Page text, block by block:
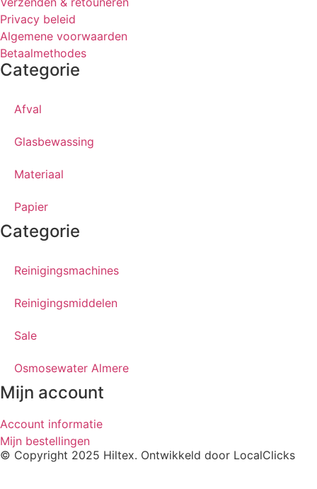
Privacy beleid
Algemene voorwaarden
Betaalmethodes
Categorie
Afval
Glasbewassing
Materiaal
Papier
Categorie
Reinigingsmachines
Reinigingsmiddelen
Sale
Osmosewater Almere
Mijn account
Account informatie
Mijn bestellingen
© Copyright 2025 Hiltex. Ontwikkeld door LocalClicks